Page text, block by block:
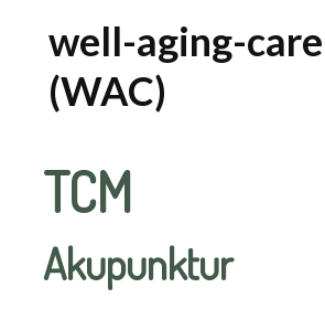
well-aging-care
(WAC)
TCM
Akupunktur